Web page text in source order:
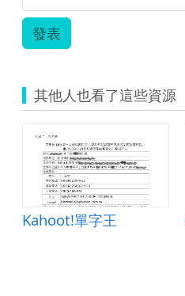
發表
其他人也看了這些資源
Kahoot!單字王